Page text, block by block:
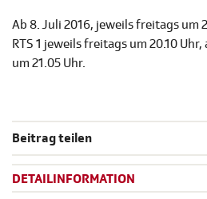
Ab 8. Juli 2016, jeweils freitags um
RTS 1 jeweils freitags um 20.10
um 21.05 Uhr.
Beitrag teilen
DETAILINFORMATION